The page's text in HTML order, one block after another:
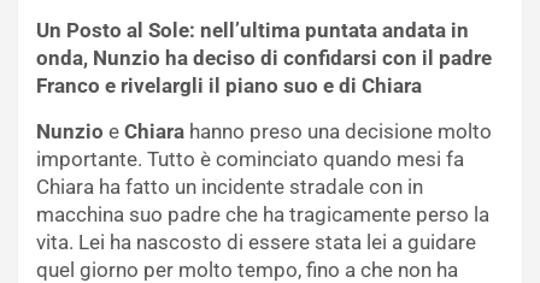
Un Posto al Sole: nell’ultima puntata andata in
onda, Nunzio ha deciso di confidarsi con il padre
Franco e rivelargli il piano suo e di Chiara
Nunzio e Chiara hanno preso una decisione molto
importante. Tutto è cominciato quando mesi fa
Chiara ha fatto un incidente stradale con in
macchina suo padre che ha tragicamente perso la
vita. Lei ha nascosto di essere stata lei a guidare
quel giorno per molto tempo, fino a che non ha